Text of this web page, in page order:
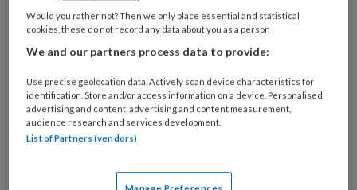
Voor goede en effectieve hulpverlening is het
belangrijk dat er eisen gesteld worden aan de
opleiding van sociaal werkers.
Ingrijpende besluiten
Nu er steeds meer getornd wordt aan die
eisen kunnen we een voorbeeld nemen aan
Would you rather not? Then we only place essential and statistical
cookies, these do not record any data about you as a person
We and our partners process data to provide:
Use precise geolocation data. Actively scan device characteristics for
identification. Store and/or access information on a device. Personalised
advertising and content, advertising and content measurement,
audience research and services development.
List of Partners (vendors)